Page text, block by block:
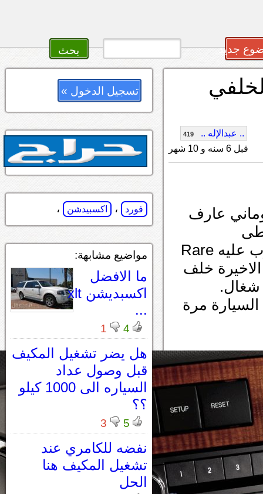
جديد
.. عبدالإله .. 419
قبل 6 سنه و 10 شهر
عارف
ازرار المكيف اوتوماتيك وفيه ضغاط مكتوب عليه Rare
خلف
شغال.
مرة
تسجيل الدخول »
فورد ، اكسبيدشن ،
مواضيع مشابهة:
ما الافضل
اكسبديشن xlt
...
4
1
هل يضر تشغيل المكيف
قبل وصول عداد
السياره الى 1000 كيلو
؟؟
5
3
نفضه للكامري عند
تشغيل المكيف هنا
الحل